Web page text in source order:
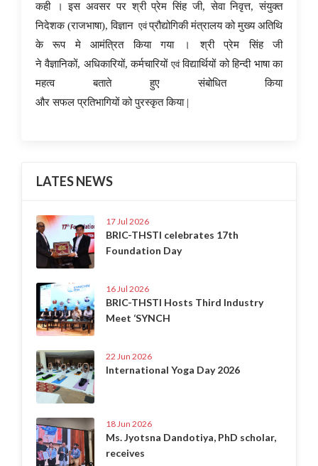
कही । इस अवसर पर श्री प्रेम सिंह जी, सेवा निवृत्त, संयुक्त
निदेशक (राजभाषा), विज्ञान एवं प्रौद्योगिकी मंत्रालय को मुख्य अतिथि
के रूप मे आमंत्रित किया गया ।
श्री प्रेम सिंह जी
ने वैज्ञानिकों, अधिकारियों, कर्मचारियोंएवंविद्यार्थियों को हिन्दी भाषा का
महत्व बताते हुए संबोधित किया
और सफल प्रतिभागियों को पुरस्कृत किया |
LATES NEWS
17 Jul 2026
BRIC-THSTI celebrates 17th
Foundation Day
16 Jul 2026
BRIC-THSTI Hosts Third Industry
Meet ‘SYNCH
22 Jun 2026
International Yoga Day 2026
18 Jun 2026
Ms. Jyotsna Dandotiya, PhD scholar,
receives